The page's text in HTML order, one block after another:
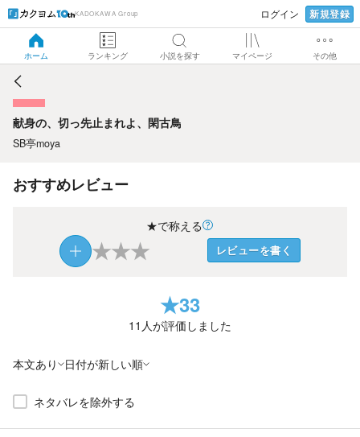
KADOKAWA Group ログイン 新規登録
ホーム ランキング 小説を探す マイページ その他
献身の、切っ先止まれよ、閑古鳥
献身の、切っ先止まれよ、閑古鳥
SB亭moya
おすすめレビュー
★で称える
★★★ レビューを書く
★33
11 人が評価しました
本文あり 日付が新しい順
ネタバレを除外する